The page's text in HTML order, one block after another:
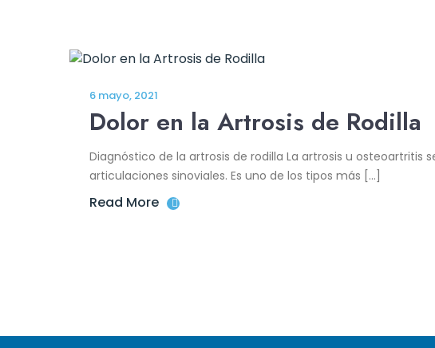
6 mayo, 2021
Dolor en la Artrosis de Rodilla
Diagnóstico de la artrosis de rodilla La artrosis u
articulaciones sinoviales. Es uno de los tipos más […]
Read More